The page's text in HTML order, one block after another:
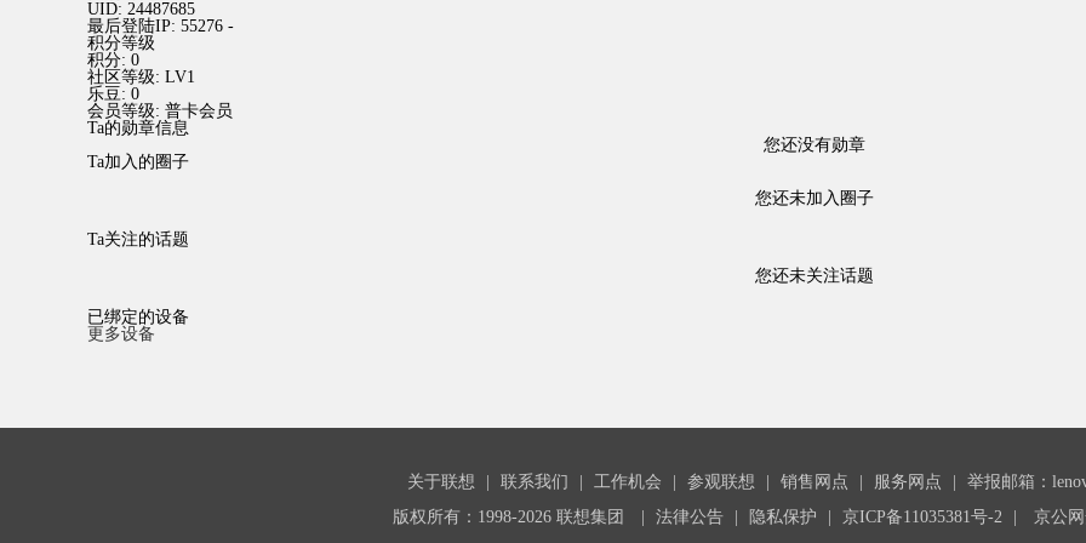
UID: 24487685
最后登陆IP: 55276 -
积分等级
积分: 0
社区等级: LV1
乐豆: 0
会员等级: 普卡会员
Ta的勋章信息
您还没有勋章
Ta加入的圈子
您还未加入圈子
Ta关注的话题
您还未关注话题
已绑定的设备
更多设备
关于联想 联系我们 工作机会 参观联想 销售网点 服务网点
举报邮箱：
版权所有：1998-2026 联想集团
法律公告 隐私保护 京ICP备11035381号-2 京公